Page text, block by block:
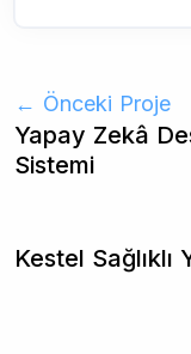
← Önceki Proje
Yapay Zekâ
Sistemi
Kestel